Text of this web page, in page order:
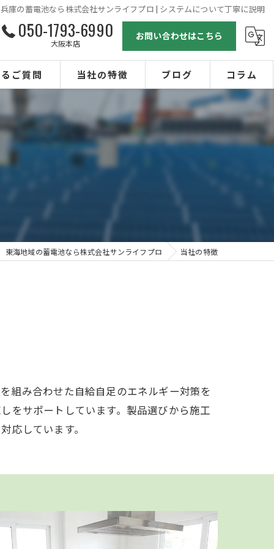
兵庫の蓄電池なら株式会社サンライフプロ | システムについて丁寧に説明
050-1793-6990
大阪本店
お問い合わせはこちら
ご質問 当社の特徴
オール電化
太陽光
エコキュート
ブログ コラム
東海地域の蓄電池なら株式会社サンライフプロ 当社の特徴
組み合わせた自給自足のエネルギー対策を
をサポートしています。製品選びから施工
応しています。